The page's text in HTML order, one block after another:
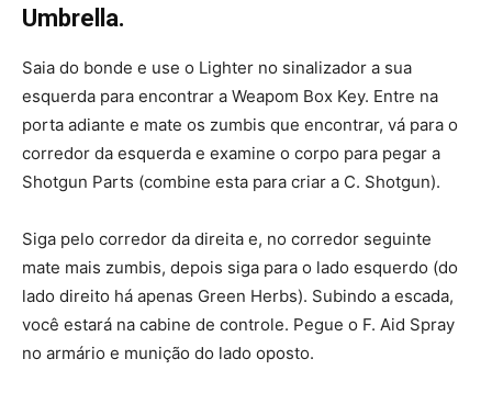
Umbrella.
Saia do bonde e use o Lighter no sinalizador a sua
esquerda para encontrar a Weapom Box Key. Entre na
porta adiante e mate os zumbis que encontrar, vá para o
corredor da esquerda e examine o corpo para pegar a
Shotgun Parts (combine esta para criar a C. Shotgun).
Siga pelo corredor da direita e, no corredor seguinte
mate mais zumbis, depois siga para o lado esquerdo (do
lado direito há apenas Green Herbs). Subindo a escada,
você estará na cabine de controle. Pegue o F. Aid Spray
no armário e munição do lado oposto.